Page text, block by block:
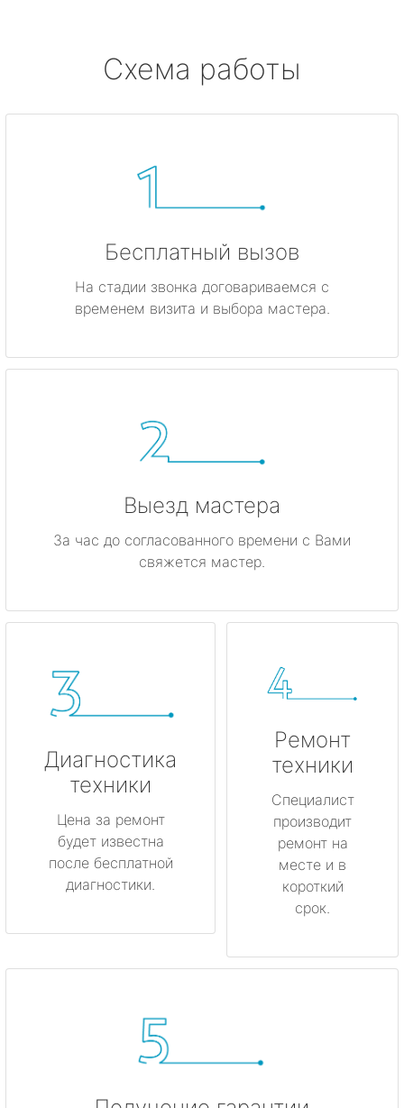
метро Кропоткинская
метро Владыкино
метро Динамо
метро Красные ворота
метро Калужская
метро Домодедовская
метро Крылатское
метро Лубянка
метро Котельники
метро Коньково
метро Менделеевская
метро Красногвардейская
метро Мякинино
метро Кузьминки
метро Китай-город
Схема работы
Бесплатный вызов
На стадии звонка договариваемся с
временем визита и выбора мастера.
Выезд мастера
За час до согласованного времени с Вами
свяжется мастер.
Диагностика
техники
Цена за ремонт
будет известна
после бесплатной
диагностики.
Ремонт
техники
Специалист
производит
ремонт на
месте и в
короткий
срок.